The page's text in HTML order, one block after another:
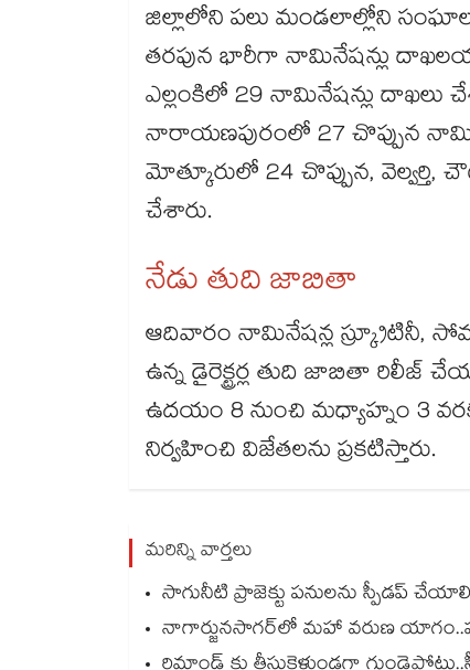
జిల్లాలోని పలు మండలాల్లోని
తరపున భారీగా నామినేషన్లు
ఎల్లంకిలో 29 నామినేషన్లు దాఖలు
నారాయణపురంలో 27 చొప్పున
మోత్కూరులో 24 చొప్పున, వెల్వర్తి,
చేశారు.
నేడు తుది జాబితా
ఆదివారం నామినేషన్ల స్క్రూటినీ,
ఉన్న డైరెక్ట్రర్ల తుది జాబితా రిలీజ్
ఉదయం 8 నుంచి మధ్యాహ్నం 3
నిర్వహించి విజేతలను ప్రకటిస్తారు.
మరిన్ని వార్తలు
సాగునీటి ప్రాజెక్టు పనులను స్పీడప్
నాగార్జునసాగర్‌లో మహా వరుణ